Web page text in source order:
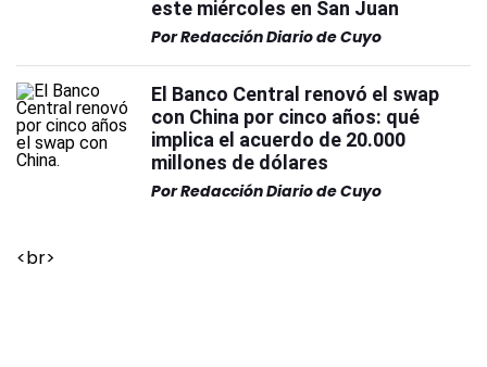
este miércoles en San Juan
PorRedacción Diario de Cuyo
El Banco Central renovó el swap
con China por cinco años: qué
implica el acuerdo de 20.000
millones de dólares
PorRedacción Diario de Cuyo
<br>